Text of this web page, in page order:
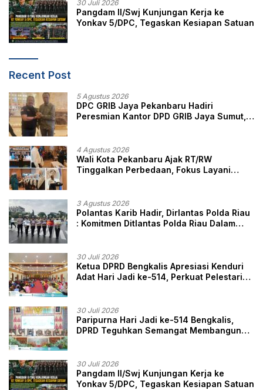
30 Juli 2026
Pangdam II/Swj Kunjungan Kerja ke
Yonkav 5/DPC, Tegaskan Kesiapan Satuan
Recent Post
5 Agustus 2026
DPC GRIB Jaya Pekanbaru Hadiri
Peresmian Kantor DPD GRIB Jaya Sumut,
4 Agustus 2026
Wali Kota Pekanbaru Ajak RT/RW
Tinggalkan Perbedaan, Fokus Layani
3 Agustus 2026
Polantas Karib Hadir, Dirlantas Polda Riau
: Komitmen Ditlantas Polda Riau Dalam
30 Juli 2026
Ketua DPRD Bengkalis Apresiasi Kenduri
Adat Hari Jadi ke-514, Perkuat Pelestarian
30 Juli 2026
Paripurna Hari Jadi ke-514 Bengkalis,
DPRD Teguhkan Semangat Membangun
30 Juli 2026
Pangdam II/Swj Kunjungan Kerja ke
Yonkav 5/DPC, Tegaskan Kesiapan Satuan